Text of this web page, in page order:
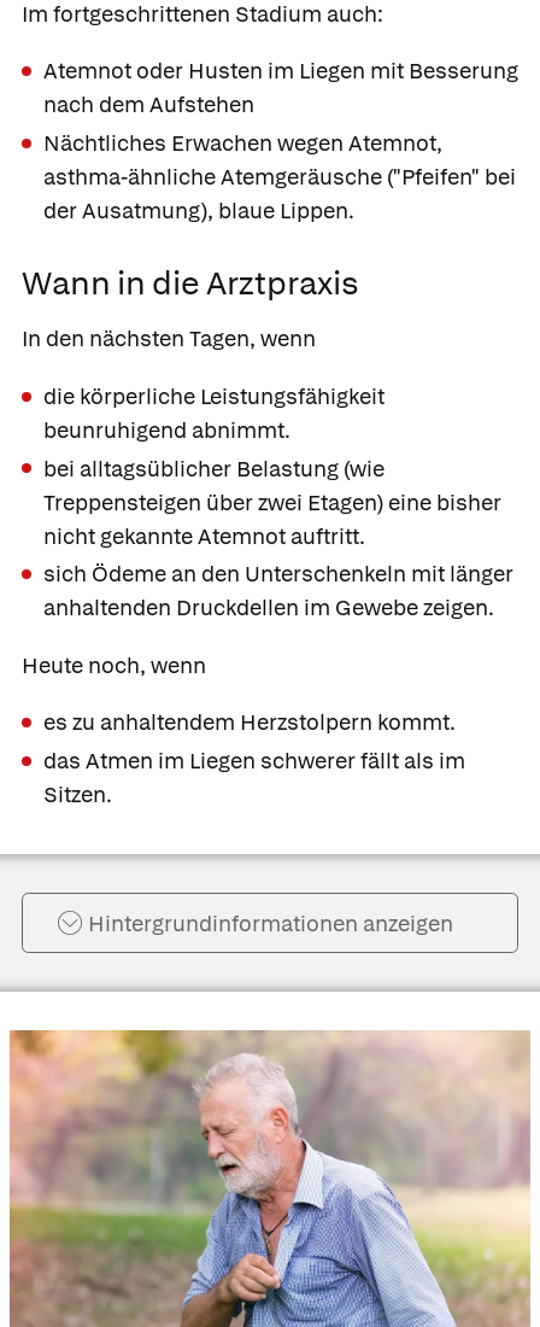
Im fortgeschrittenen Stadium auch:
Atemnot oder Husten im Liegen mit Besserung
nach dem Aufstehen
Nächtliches Erwachen wegen Atemnot,
asthma-ähnliche Atemgeräusche ("Pfeifen" bei
der Ausatmung), blaue Lippen.
Wann in die Arztpraxis
In den nächsten Tagen, wenn
die körperliche Leistungsfähigkeit
beunruhigend abnimmt.
bei alltagsüblicher Belastung (wie
Treppensteigen über zwei Etagen) eine bisher
nicht gekannte Atemnot auftritt.
sich Ödeme an den Unterschenkeln mit länger
anhaltenden Druckdellen im Gewebe zeigen.
Heute noch, wenn
es zu anhaltendem Herzstolpern kommt.
das Atmen im Liegen schwerer fällt als im
Sitzen.
Hintergrund­informationen anzeigen